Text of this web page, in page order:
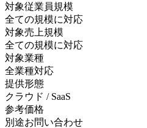
対象従業員規模
全ての規模に対応
対象売上規模
全ての規模に対応
対象業種
全業種対応
提供形態
クラウド / SaaS
参考価格
別途お問い合わせ